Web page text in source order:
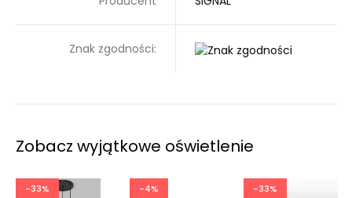
Znak zgodności:
Zobacz wyjątkowe oświetlenie
-33% -4% -33%